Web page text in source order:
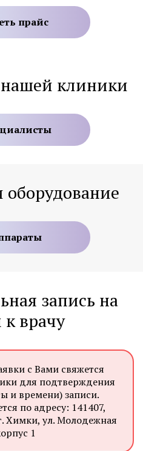
прайс
клиники
оборудование
запись на
врачу
с Вами свяжется
для подтверждения
и времени) записи.
по адресу: 141407,
Химки, ул. Молодежная
1